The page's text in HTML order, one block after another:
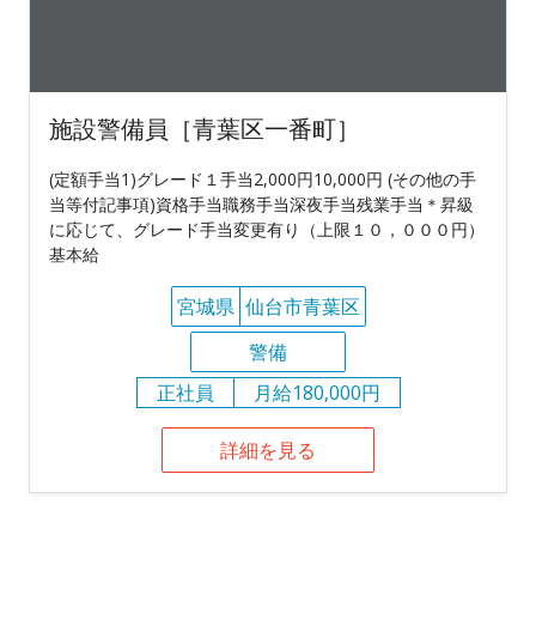
施設警備員［青葉区一番町］
(定額手当1)グレード１手当2,000円10,000円 (その他の手
当等付記事項)資格手当職務手当深夜手当残業手当＊昇級
に応じて、グレード手当変更有り（上限１０，０００円）
基本給
宮城県 仙台市青葉区
警備
正社員
月給180,000円
詳細を見る